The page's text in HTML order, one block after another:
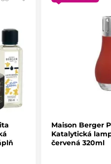
Maison Berger
Katalytická
červená 320ml